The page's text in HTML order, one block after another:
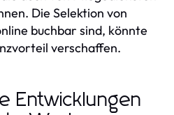
Die Selektion von
buchbar sind, könnte
verschaffen.
Entwicklungen